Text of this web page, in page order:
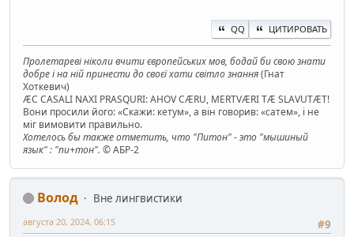
QQ ЦИТИРОВАТЬ
Пролетареві ніколи вчити європейських мов, бодай би свою знати
добре і на ній принести до своєї хати світло знання(Гнат
Хоткевич)
ÆC CASALI NAXI PRASQURI: AHOV CÆRU, MERTVÆRI TÆ SLAVUTÆT!
Вони просили його: «Скажи: кетум», а він говорив: «сатем», і не
міг вимовити правильно.
Хотелось бы также отметить, что "Питон" - это "мышиный
язык" : "пи+тон". © АБР-2
Волод
Вне лингвистики
#9
августа 20, 2024, 06:15